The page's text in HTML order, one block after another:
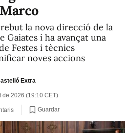
la nova direcció de la
Gaiates i ha avançat una
Festes i tècnics
noves accions
Extra
de 2026 (19:10 CET)
Guardar